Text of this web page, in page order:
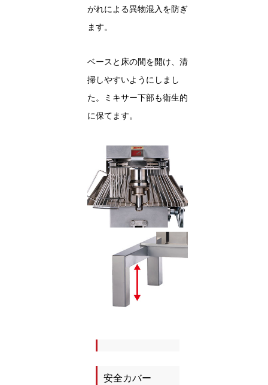
がれによる異物混入を防ぎ
ます。
ベースと床の間を開け、清
掃しやすいようにしまし
た。ミキサー下部も衛生的
に保てます。
安全カバー